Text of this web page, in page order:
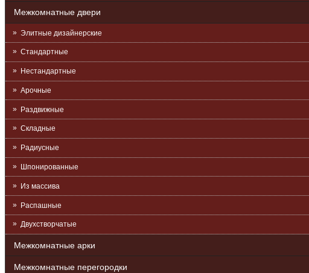
Межкомнатные двери
Элитные дизайнерские
Стандартные
Нестандартные
Арочные
Раздвижные
Складные
Радиусные
Шпонированные
Из массива
Распашные
Двухстворчатые
Межкомнатные арки
Межкомнатные перегородки